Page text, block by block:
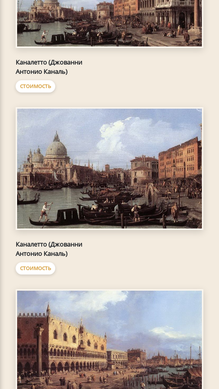
Каналетто (Джованни
Антонио Каналь)
СТОИМОСТЬ
Каналетто (Джованни
Антонио Каналь)
СТОИМОСТЬ